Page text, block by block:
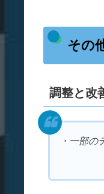
その
調整と改
・一部